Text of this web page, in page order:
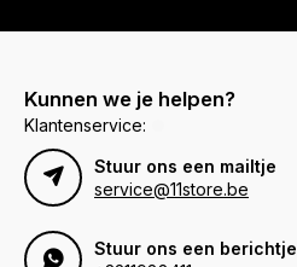
Kunnen we je helpen?
Klantenservice:
Stuur ons een mailtje
service@11store.be
Stuur ons een berichtje